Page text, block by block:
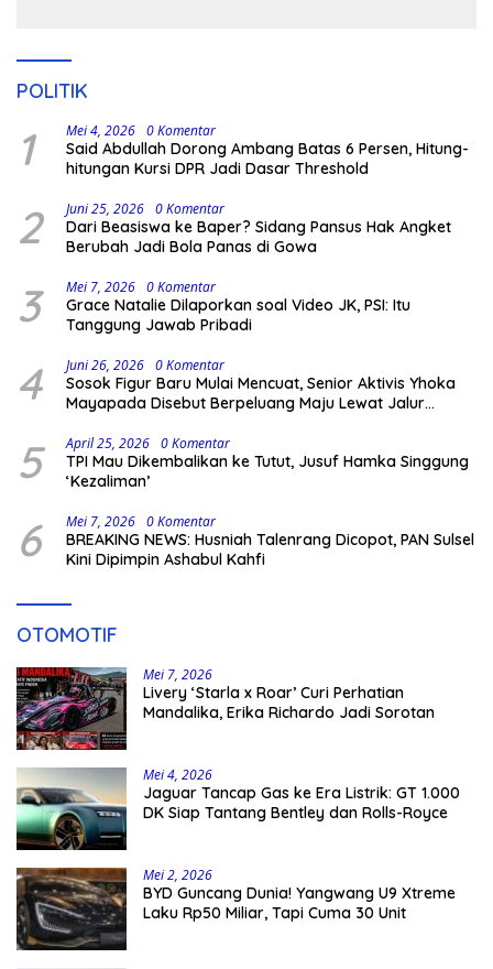
POLITIK
1 Mei 4, 2026 0 Komentar
Said Abdullah Dorong Ambang Batas 6 Persen, Hitung-
hitungan Kursi DPR Jadi Dasar Threshold
2 Juni 25, 2026 0 Komentar
Dari Beasiswa ke Baper? Sidang Pansus Hak Angket
Berubah Jadi Bola Panas di Gowa
3 Mei 7, 2026 0 Komentar
Grace Natalie Dilaporkan soal Video JK, PSI: Itu
Tanggung Jawab Pribadi
4 Juni 26, 2026 0 Komentar
Sosok Figur Baru Mulai Mencuat, Senior Aktivis Yhoka
Mayapada Disebut Berpeluang Maju Lewat Jalur
5 April 25, 2026 0 Komentar
TPI Mau Dikembalikan ke Tutut, Jusuf Hamka Singgung
‘Kezaliman’
6 Mei 7, 2026 0 Komentar
BREAKING NEWS: Husniah Talenrang Dicopot, PAN Sulsel
Kini Dipimpin Ashabul Kahfi
OTOMOTIF
Mei 7, 2026
Livery ‘Starla x Roar’ Curi Perhatian
Mandalika, Erika Richardo Jadi Sorotan
Mei 4, 2026
Jaguar Tancap Gas ke Era Listrik: GT 1.000
DK Siap Tantang Bentley dan Rolls-Royce
Mei 2, 2026
BYD Guncang Dunia! Yangwang U9 Xtreme
Laku Rp50 Miliar, Tapi Cuma 30 Unit